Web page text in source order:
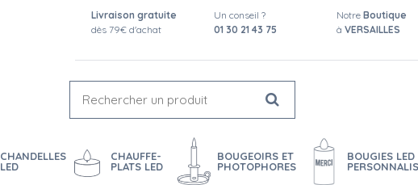
Livraison gratuite
dès 79€ d'achat
Un conseil ?
01 30 21 43 75
Notre Boutique
à VERSAILLES
CHANDELLES
LED
CHAUFFE-
PLATS LED
BOUGEOIRS ET
PHOTOPHORES
BOUGIES LED